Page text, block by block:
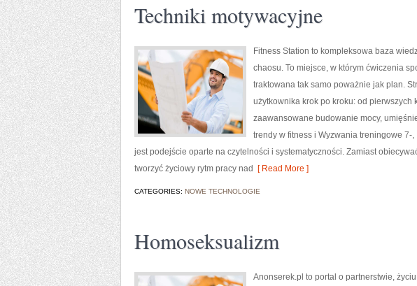
Techniki motywacyjne
Fitness Station to kompleksowa baza
chaosu. To miejsce, w którym ćwiczenia
traktowana tak samo poważnie jak plan.
użytkownika krok po kroku: od pierwszych
zaawansowane budowanie mocy,
trendy w fitness i Wyzwania treningowe
jest podejście oparte na czytelności i systematyczności. Zamiast
tworzyć życiowy rytm pracy nad
[ Read More ]
CATEGORIES: NOWE TECHNOLOGIE
Homoseksualizm
Anonserek.pl to portal o partnerstwie,